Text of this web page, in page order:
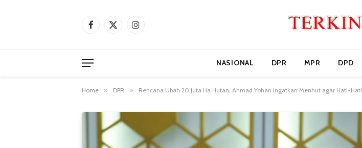
Facebook
X
Instagram
NASIONAL DPR MPR DPD
Home » DPR » Rencana Ubah 20 Juta Ha Hutan, Ahmad Yohan Ingatkan Menhut agar Hati-Hati